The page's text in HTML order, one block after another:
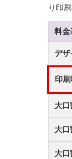
り印
料金
デザ
印
大口
大口
大口